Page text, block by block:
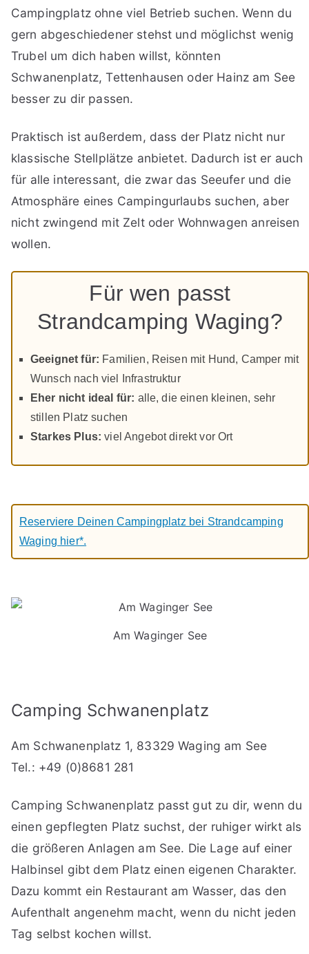
Campingplatz ohne viel Betrieb suchen. Wenn du
gern abgeschiedener stehst und möglichst wenig
Trubel um dich haben willst, könnten
Schwanenplatz, Tettenhausen oder Hainz am See
besser zu dir passen.
Praktisch ist außerdem, dass der Platz nicht nur
klassische Stellplätze anbietet. Dadurch ist er auch
für alle interessant, die zwar das Seeufer und die
Atmosphäre eines Campingurlaubs suchen, aber
nicht zwingend mit Zelt oder Wohnwagen anreisen
wollen.
Für wen passt
Strandcamping Waging?
Geeignet für: Familien, Reisen mit Hund, Camper mit
Wunsch nach viel Infrastruktur
Eher nicht ideal für: alle, die einen kleinen, sehr
stillen Platz suchen
Starkes Plus: viel Angebot direkt vor Ort
Reserviere Deinen Campingplatz bei Strandcamping
Waging hier*.
Am Waginger See
Camping Schwanenplatz
Am Schwanenplatz 1, 83329 Waging am See
Tel.: +49 (0)8681 281
Camping Schwanenplatz passt gut zu dir, wenn du
einen gepflegten Platz suchst, der ruhiger wirkt als
die größeren Anlagen am See. Die Lage auf einer
Halbinsel gibt dem Platz einen eigenen Charakter.
Dazu kommt ein Restaurant am Wasser, das den
Aufenthalt angenehm macht, wenn du nicht jeden
Tag selbst kochen willst.